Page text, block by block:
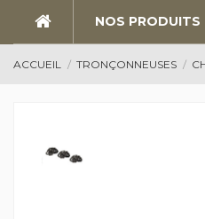
NOS PRODUITS
ACCUEIL TRONÇONNEUSES